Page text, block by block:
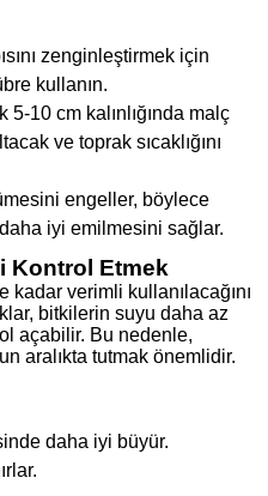
zenginleştirmek için
kullanın.
5-10 cm kalınlığında malç
ve toprak sıcaklığını
engeller, böylece
iyi emilmesini sağlar.
Kontrol Etmek
kadar verimli kullanılacağını
bitkilerin suyu daha az
açabilir. Bu nedenle,
aralıkta tutmak önemlidir.
daha iyi büyür.